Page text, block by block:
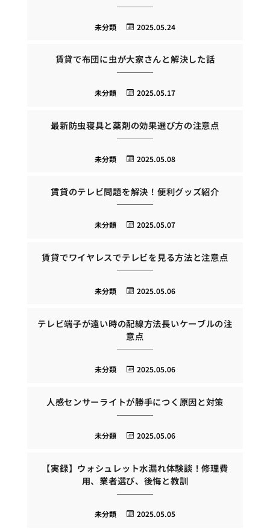
2025.05.24
未分類
賃貸で布団に虫が大家さんと解決した話
2025.05.17
未分類
最新防虫寝具と薬剤の効果選び方の注意点
2025.05.08
未分類
賃貸のテレビ問題を解決！便利グッズ紹介
2025.05.07
未分類
賃貸でワイヤレスでテレビを見る方法と注意点
2025.05.06
未分類
テレビ端子が遠い時の配線方法長いケーブルの注
意点
2025.05.06
未分類
人感センサーライトが勝手につく原因と対策
2025.05.06
未分類
【実録】ウォシュレット水漏れ体験談！修理費
用、業者選び、後悔と教訓
2025.05.05
未分類